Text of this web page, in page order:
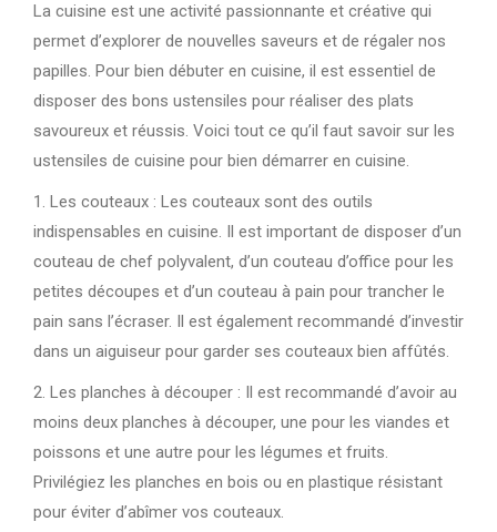
La cuisine est une activité passionnante et créative qui
permet d’explorer de nouvelles saveurs et de régaler nos
papilles. Pour bien débuter en cuisine, il est essentiel de
disposer des bons ustensiles pour réaliser des plats
savoureux et réussis. Voici tout ce qu’il faut savoir sur les
ustensiles de cuisine pour bien démarrer en cuisine.
1. Les couteaux : Les couteaux sont des outils
indispensables en cuisine. Il est important de disposer d’un
couteau de chef polyvalent, d’un couteau d’office pour les
petites découpes et d’un couteau à pain pour trancher le
pain sans l’écraser. Il est également recommandé d’investir
dans un aiguiseur pour garder ses couteaux bien affûtés.
2. Les planches à découper : Il est recommandé d’avoir au
moins deux planches à découper, une pour les viandes et
poissons et une autre pour les légumes et fruits.
Privilégiez les planches en bois ou en plastique résistant
pour éviter d’abîmer vos couteaux.